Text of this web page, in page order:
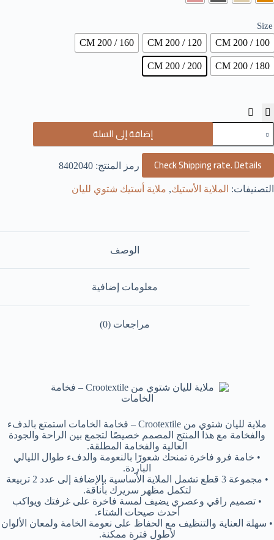
Size
100 / 200 CM
120 / 200 CM
160 / 200 CM
180 / 200 CM
200 / 200 CM
كمية
ملاية
لليان
شتوي
Crootextile
إضافة إلى السلة
Check Shipping rate. Details
رمز المنتج: 8402040
التصنيفات: الملاية الأستيك, ملاية أستيك شتوي لليان
الوصف
معلومات إضافية
مراجعات (0)
ملاية لليان شتوي من Crootextile – فخامة الخامات استمتع بالدفء
والفخامة مع هذا المنتج المصمم خصيصًا لتجمع بين الراحة والجودة
العالية والفخامة المطلقة.
• خامة فرو فاخرة تمنحك شعورًا بالنعومة والدفء طوال الليالي
الباردة.
• مجموعة 3 قطع تشمل الملاية الأساسية بالإضافة إلى عدد 2 تربيعة
لتكمل مظهر سريرك بأناقة.
• تصميم راقي وعصري يضيف لمسة فاخرة على غرفتك ويواكب
أحدث صيحات الشتاء.
• سهلة العناية والتنظيف مع الحفاظ على نعومة الخامة ولمعان الألوان
لأطول فترة ممكنة.